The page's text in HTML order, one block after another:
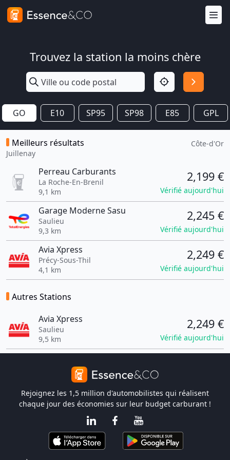
Trouvez la station la moins chère
GO E10 SP95 SP98 E85 GPL
Meilleurs résultats
Juillenay
Côte-d'Or
Perreau Carburants
La Roche-En-Brenil
9,1 km
2,199 €
Vérifié aujourd'hui
Garage Moderne Sasu
Saulieu
9,3 km
2,245 €
Vérifié aujourd'hui
Avia Xpress
Précy-Sous-Thil
4,1 km
2,249 €
Vérifié aujourd'hui
Autres Stations
Avia Xpress
Saulieu
9,5 km
2,249 €
Vérifié aujourd'hui
Rejoignez les 1,5 million d'automobilistes qui réalisent
chaque jour des économies sur leur budget carburant !